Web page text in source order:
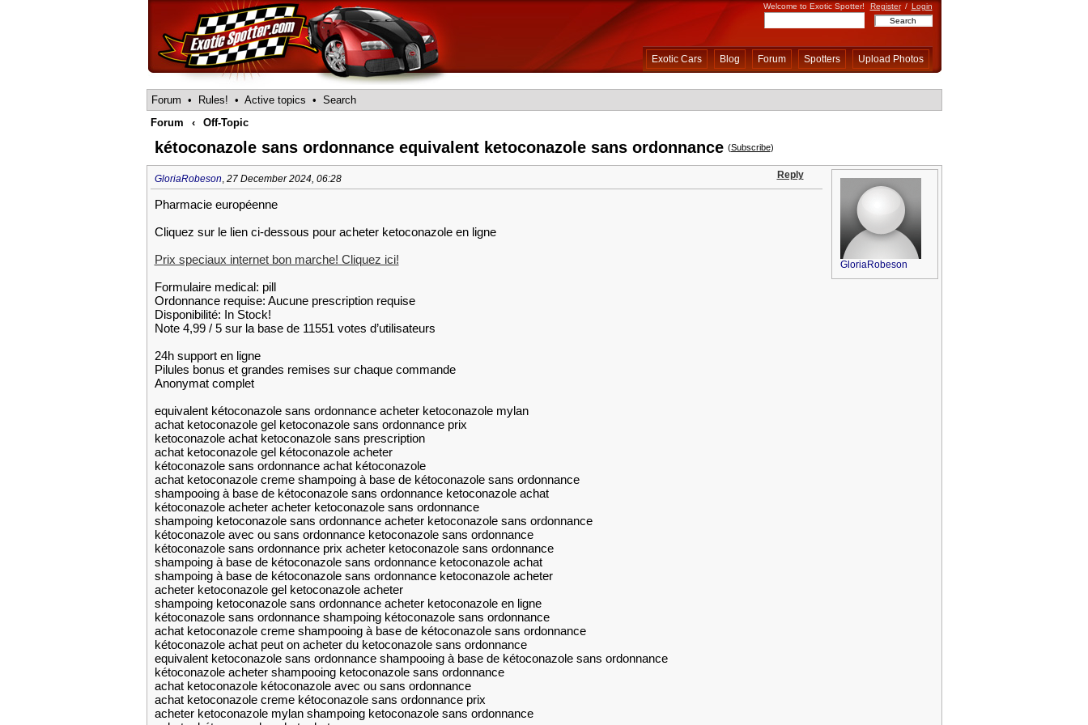
Welcome to Exotic Spotter! Register / Login
Exotic Cars Blog Forum Spotters Upload Photos
Forum • Rules! • Active topics • Search
Forum
‹ Off-Topic
kétoconazole sans ordonnance equivalent ketoconazole sans ordonnance (Subscribe)
GloriaRobeson, 27 December 2024, 06:28 Reply
Pharmacie européenne
Cliquez sur le lien ci-dessous pour acheter ketoconazole en ligne
Prix speciaux internet bon marche! Cliquez ici!
Formulaire medical: pill
Ordonnance requise: Aucune prescription requise
Disponibilité: In Stock!
Note 4,99 / 5 sur la base de 11551 votes d’utilisateurs
24h support en ligne
Pilules bonus et grandes remises sur chaque commande
Anonymat complet
equivalent kétoconazole sans ordonnance acheter ketoconazole mylan
achat ketoconazole gel ketoconazole sans ordonnance prix
ketoconazole achat ketoconazole sans prescription
achat ketoconazole gel kétoconazole acheter
kétoconazole sans ordonnance achat kétoconazole
achat ketoconazole creme shampoing à base de kétoconazole sans ordonnance
shampooing à base de kétoconazole sans ordonnance ketoconazole achat
kétoconazole acheter acheter ketoconazole sans ordonnance
shampoing ketoconazole sans ordonnance acheter ketoconazole sans ordonnance
kétoconazole avec ou sans ordonnance ketoconazole sans ordonnance
kétoconazole sans ordonnance prix acheter ketoconazole sans ordonnance
shampoing à base de kétoconazole sans ordonnance ketoconazole achat
shampoing à base de kétoconazole sans ordonnance ketoconazole acheter
acheter ketoconazole gel ketoconazole acheter
shampoing ketoconazole sans ordonnance acheter ketoconazole en ligne
kétoconazole sans ordonnance shampoing kétoconazole sans ordonnance
achat ketoconazole creme shampooing à base de kétoconazole sans ordonnance
kétoconazole achat peut on acheter du ketoconazole sans ordonnance
equivalent ketoconazole sans ordonnance shampooing à base de kétoconazole sans ordonnance
kétoconazole acheter shampooing ketoconazole sans ordonnance
achat ketoconazole kétoconazole avec ou sans ordonnance
achat ketoconazole creme kétoconazole sans ordonnance prix
acheter ketoconazole mylan shampoing ketoconazole sans ordonnance
GloriaRobeson